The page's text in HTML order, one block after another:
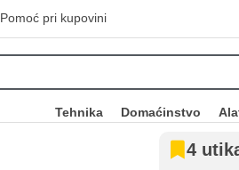
Pomoć pri kupovini
Tehnika Domaćinstvo
4